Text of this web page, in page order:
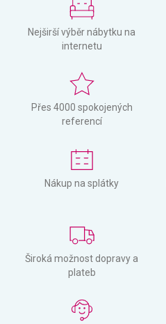
Nejširší výběr nábytku na
internetu
Přes 4000 spokojených
referencí
Nákup na splátky
Široká možnost dopravy a
plateb